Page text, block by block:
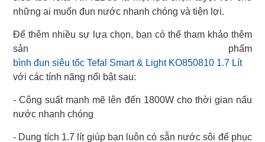
những ai muốn đun nước nhanh chóng và tiện lợi.
Để thêm nhiều sự lựa chọn, bạn có thể tham khảo thêm
bình đun siêu tốc Tefal Smart & Light KO850810 1.7 Lít
với các tính năng nổi bật sau:
- Công suất mạnh mẽ lên đến 1800W cho thời gian nấu
nước nhanh chóng
- Dung tích 1.7 lít giúp bạn luôn có sẵn nước sôi để phục